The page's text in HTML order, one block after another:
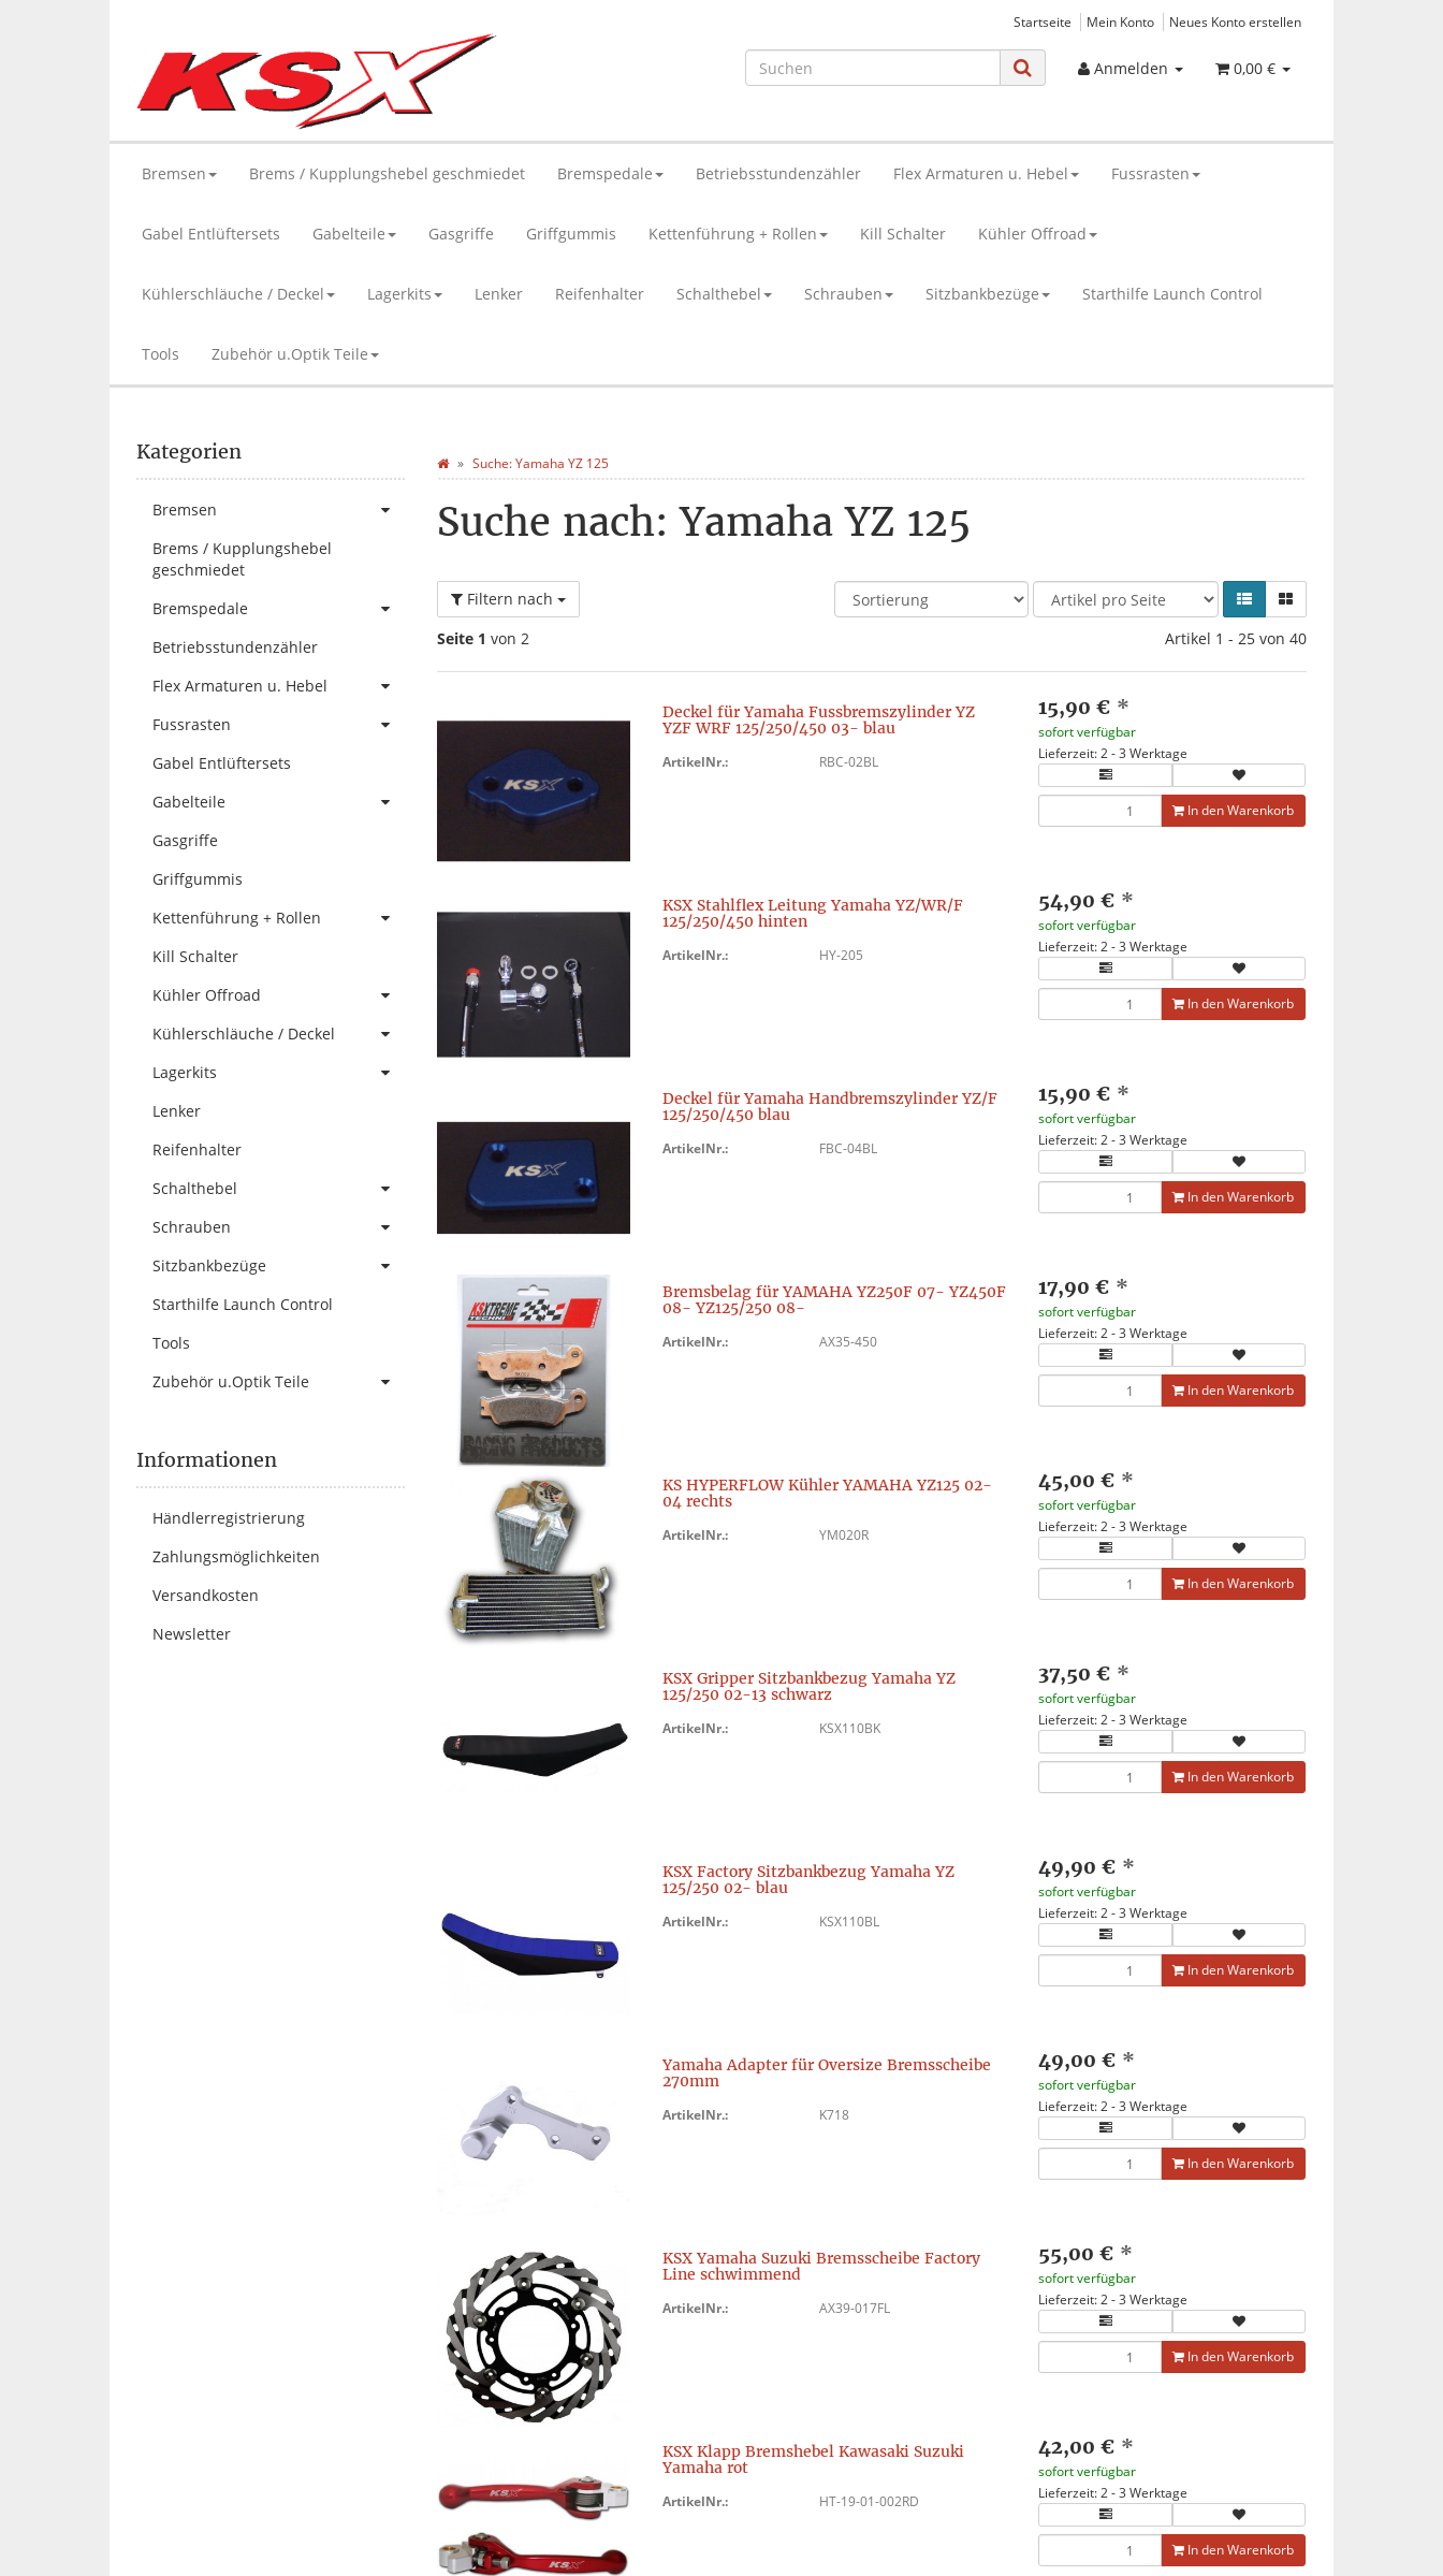
Startseite Mein Konto Neues Konto erstellen
Anmelden 0,00 €
Bremsen Brems / Kupplungshebel geschmiedet Bremspedale Betriebsstundenzähler Flex Armaturen u. Hebel Fussrasten
Gabel Entlüftersets Gabelteile Gasgriffe Griffgummis Kettenführung + Rollen Kill Schalter Kühler Offroad
Kühlerschläuche / Deckel Lagerkits Lenker Reifenhalter Schalthebel Schrauben Sitzbankbezüge Starthilfe Launch Control
Tools Zubehör u.Optik Teile
Suche: Yamaha YZ 125
Suche nach: Yamaha YZ 125
Filtern nach
Seite 1 von 2 Artikel 1 - 25 von 40
Deckel für Yamaha Fussbremszylinder YZ
YZF WRF 125/250/450 03- blau
ArtikelNr.: RBC-02BL
15,90 € *
sofort verfügbar
Lieferzeit: 2 - 3 Werktage
In den Warenkorb
KSX Stahlflex Leitung Yamaha YZ/WR/F
125/250/450 hinten
ArtikelNr.: HY-205
54,90 € *
sofort verfügbar
Lieferzeit: 2 - 3 Werktage
In den Warenkorb
Deckel für Yamaha Handbremszylinder YZ/F
125/250/450 blau
ArtikelNr.: FBC-04BL
15,90 € *
sofort verfügbar
Lieferzeit: 2 - 3 Werktage
In den Warenkorb
Bremsbelag für YAMAHA YZ250F 07- YZ450F
08- YZ125/250 08-
ArtikelNr.: AX35-450
17,90 € *
sofort verfügbar
Lieferzeit: 2 - 3 Werktage
In den Warenkorb
KS HYPERFLOW Kühler YAMAHA YZ125 02-
04 rechts
ArtikelNr.: YM020R
45,00 € *
sofort verfügbar
Lieferzeit: 2 - 3 Werktage
In den Warenkorb
KSX Gripper Sitzbankbezug Yamaha YZ
125/250 02-13 schwarz
ArtikelNr.: KSX110BK
37,50 € *
sofort verfügbar
Lieferzeit: 2 - 3 Werktage
In den Warenkorb
KSX Factory Sitzbankbezug Yamaha YZ
125/250 02- blau
ArtikelNr.: KSX110BL
49,90 € *
sofort verfügbar
Lieferzeit: 2 - 3 Werktage
In den Warenkorb
Yamaha Adapter für Oversize Bremsscheibe
270mm
ArtikelNr.: K718
49,00 € *
sofort verfügbar
Lieferzeit: 2 - 3 Werktage
In den Warenkorb
KSX Yamaha Suzuki Bremsscheibe Factory
Line schwimmend
ArtikelNr.: AX39-017FL
55,00 € *
sofort verfügbar
Lieferzeit: 2 - 3 Werktage
In den Warenkorb
KSX Klapp Bremshebel Kawasaki Suzuki
Yamaha rot
ArtikelNr.: HT-19-01-002RD
42,00 € *
sofort verfügbar
Lieferzeit: 2 - 3 Werktage
In den Warenkorb
Kategorien
Bremsen
Brems / Kupplungshebel
geschmiedet
Bremspedale
Betriebsstundenzähler
Flex Armaturen u. Hebel
Fussrasten
Gabel Entlüftersets
Gabelteile
Gasgriffe
Griffgummis
Kettenführung + Rollen
Kill Schalter
Kühler Offroad
Kühlerschläuche / Deckel
Lagerkits
Lenker
Reifenhalter
Schalthebel
Schrauben
Sitzbankbezüge
Starthilfe Launch Control
Tools
Zubehör u.Optik Teile
Informationen
Händlerregistrierung
Zahlungsmöglichkeiten
Versandkosten
Newsletter